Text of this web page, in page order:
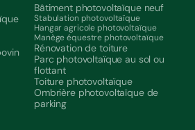
Bâtiment photovoltaïque neuf
Stabulation photovoltaïque
Hangar agricole photovoltaïque
Manège équestre photovoltaïque
Rénovation de toiture
Parc photovoltaïque au sol ou
flottant
Toiture photovoltaïque
Ombrière photovoltaïque de
parking